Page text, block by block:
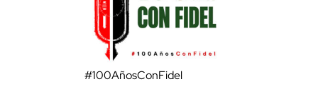
#100AñosConFidel